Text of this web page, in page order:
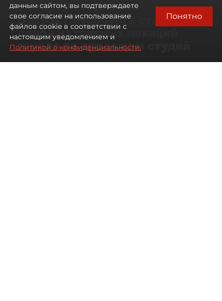
Восток Петербурга стал
одной из главных локаций
города по продажам студий
данным сайтом, вы подтверждаете
свое согласие на использование
файлов cookie в соответствии с
настоящим уведомлением и
Политикой о конфиденциальности.
Понятно